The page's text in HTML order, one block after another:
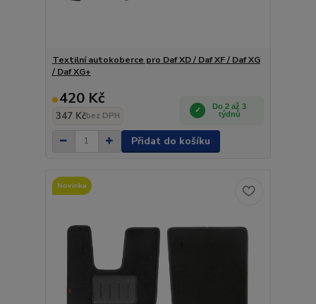
Textilní autokoberce pro Daf XD / Daf XF / Daf XG
/ Daf XG+
420 Kč
347 Kčbez DPH
Do 2 až 3
týdnů
Přidat do košíku
Novinka